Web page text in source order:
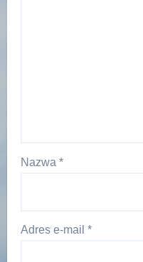
Nazwa *
Adres e-mail *